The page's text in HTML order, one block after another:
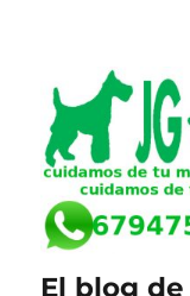
El blog